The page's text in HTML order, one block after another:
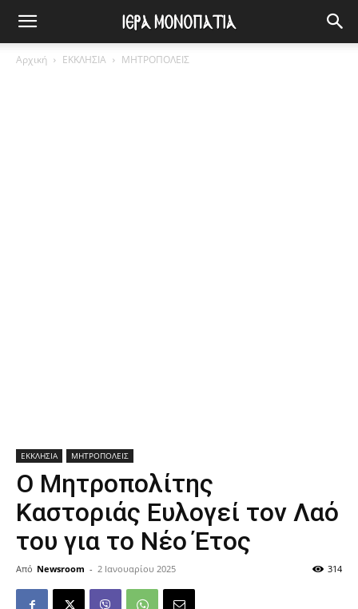
Αρχική ΕΚΚΛΗΣΙΑ ΜΗΤΡΟΠΟΛΕΙΣ
ΕΚΚΛΗΣΙΑ ΜΗΤΡΟΠΟΛΕΙΣ
Ο Μητροπολίτης
Καστοριάς Ευλογεί τον Λαό
του για το Νέο Έτος
Από Newsroom - 2 Ιανουαρίου 2025 314